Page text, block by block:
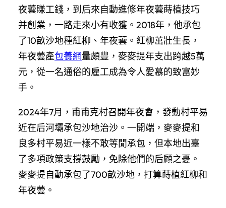
夜蕓賺工錢，到后來自動進修年夜蕓蒔植技巧
并創業，一路走來小有收獲。2018年，他承包
了10畝沙地種紅柳、年夜蕓。紅柳茁壯生長，
年夜蕓產包養網量頗豐，麥麥提年支出跨越5萬
元，從一名通俗的雇工成為令人愛慕的致富妙
手。
2024年7月，甫甫克村召開年夜會，發動村平易
近在后河壩承包沙地治沙。一開端，麥麥提和
良多村平易近一樣不敢等閒承包，但本地出臺
了多項政策支撐鼓勵，免除他們的后顧之憂。
麥麥提自動承包了700畝沙地，打算蒔植紅柳和
年夜蕓。